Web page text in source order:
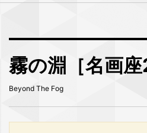
霧の淵［名画座
Beyond The Fog